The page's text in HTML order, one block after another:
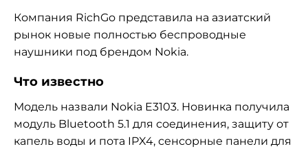
Компания RichGo представила на азиатский
рынок новые полностью беспроводные
наушники под брендом Nokia.
Что известно
Модель назвали Nokia E3103. Новинка получила
модуль Bluetooth 5.1 для соединения, защиту от
капель воды и пота IPX4, сенсорные панели для